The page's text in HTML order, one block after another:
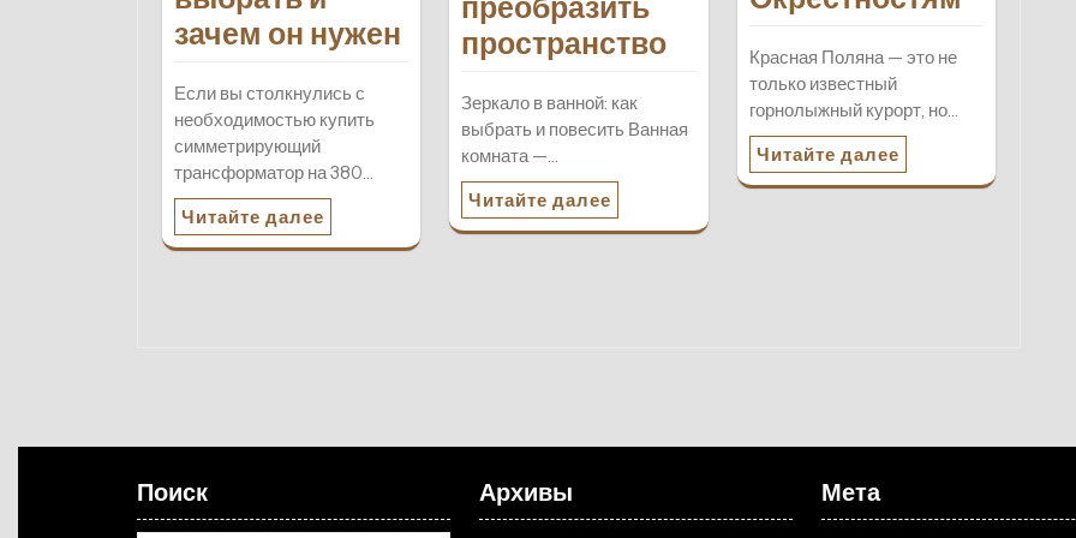
зачем он нужен
Если вы столкнулись с
необходимостью купить
симметрирующий
трансформатор на 380…
Читайте далее
преобразить
пространство
Зеркало в ванной: как
выбрать и повесить Ванная
комната —…
Читайте далее
Красная Поляна — это не
только известный
горнолыжный курорт, но…
Читайте далее
Поиск Архивы Мета